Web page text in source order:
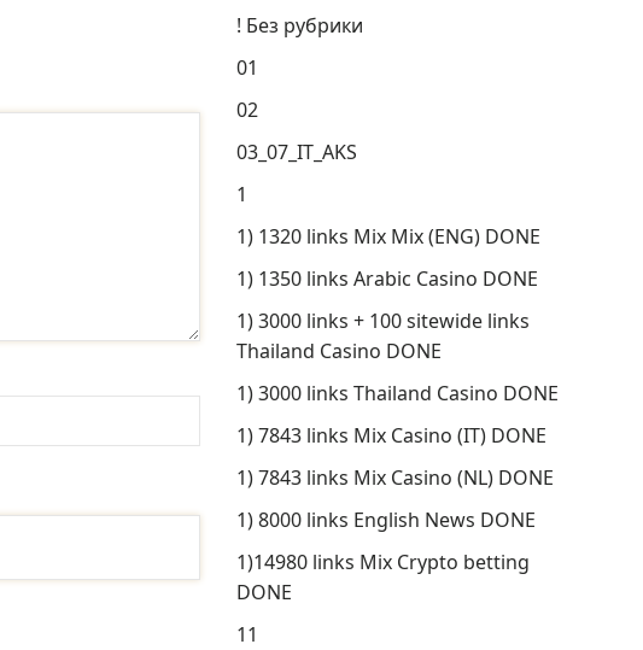
! Без рубрики
01
02
03_07_IT_AKS
1
1) 1320 links Mix Mix (ENG) DONE
1) 1350 links Arabic Casino DONE
1) 3000 links + 100 sitewide links
Thailand Casino DONE
1) 3000 links Thailand Casino DONE
1) 7843 links Mix Casino (IT) DONE
1) 7843 links Mix Casino (NL) DONE
1) 8000 links English News DONE
1)14980 links Mix Crypto betting
DONE
11